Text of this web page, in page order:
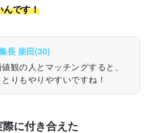
んです！
長 柴田(30)
観の人とマッチングすると、
りもやりやすいですね！
に付き合えた